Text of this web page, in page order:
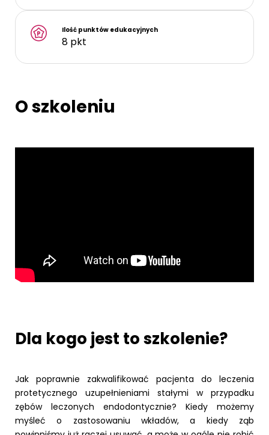
Ilość punktów edukacyjnych
8 pkt
O szkoleniu
Dla kogo jest to szkolenie?
Jak poprawnie zakwalifikować pacjenta do leczenia
protetycznego uzupełnieniami stałymi w przypadku
zębów leczonych endodontycznie? Kiedy możemy
myśleć o zastosowaniu wkładów, a kiedy ząb